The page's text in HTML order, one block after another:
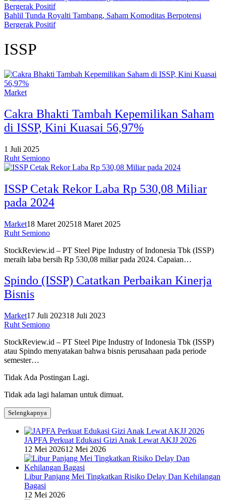
Bahlil Tunda Royalti Tambang, Saham Komoditas Berpotensi
Bergerak Positif
ISSP
Market
Cakra Bhakti Tambah Kepemilikan Saham
di ISSP, Kini Kuasai 56,97%
1 Juli 2025
Ruht Semiono
ISSP Cetak Rekor Laba Rp 530,08 Miliar
pada 2024
Market18 Maret 202518 Maret 2025
Ruht Semiono
StockReview.id – PT Steel Pipe Industry of Indonesia Tbk (ISSP)
meraih laba bersih Rp 530,08 miliar pada 2024. Capaian…
Spindo (ISSP) Catatkan Perbaikan Kinerja
Bisnis
Market17 Juli 202318 Juli 2023
Ruht Semiono
StockReview.id – PT Steel Pipe Industry of Indonesia Tbk (ISSP)
atau Spindo menyatakan bahwa bisnis perusahaan pada periode
semester…
Tidak Ada Postingan Lagi.
Tidak ada lagi halaman untuk dimuat.
Selengkapnya
JAPFA Perkuat Edukasi Gizi Anak Lewat AKJJ 2026
12 Mei 202612 Mei 2026
Libur Panjang Mei Tingkatkan Risiko Delay Dan Kehilangan
Bagasi
12 Mei 2026